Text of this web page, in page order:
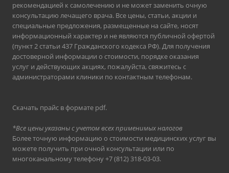
рекомендацией к самолечению и не может заменить очную
консультацию лечащего врача. Все цены, статьи, акции и
специальные предложения, размещенные на сайте, носят
информационный характер и не являются публичной офертой
(пункт 2 статьи 437 Гражданского кодекса РФ). Для получения
достоверной информации о стоимости, порядке оказания
услуг и действующих акциях, пожалуйста, свяжитесь с
администраторами клиники по контактным телефонам.
Скачать прайс в формате pdf.
*Все цены указаны с учетом всех применимых налогов
Более точную информацию о стоимости медицинских услуг вы
можете получить при очной консультации или по
многоканальному телефону+7 (812) 318-03-03.